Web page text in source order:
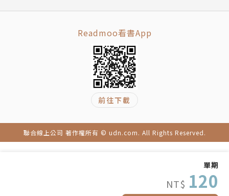
單期
NT$ 120
Readmoo看書App
前往下載
聯合線上公司 著作權所有 © udn.com. All Rights Reserved.